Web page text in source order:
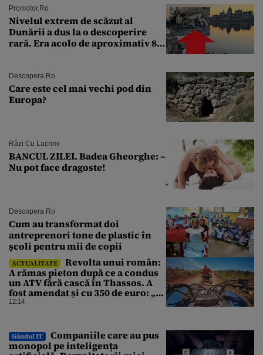
Promotor.ro
Nivelul extrem de scăzut al
Dunării a dus la o descoperire
rară. Era acolo de aproximativ 80
Descopera.ro
Care este cel mai vechi pod din
Europa?
Râzi Cu Lacrimi
BANCUL ZILEI. Badea Gheorghe: –
Nu pot face dragoste!
Descopera.ro
Cum au transformat doi
antreprenori tone de plastic în
școli pentru mii de copii
ACTUALITATE
Revolta unui român:
A rămas pieton după ce a condus
un ATV fără cască în Thassos. A
fost amendat și cu 350 de euro: „Vi
se pare normal?”
12:14
Gândul IT
Companiile care au pus
monopol pe inteligența